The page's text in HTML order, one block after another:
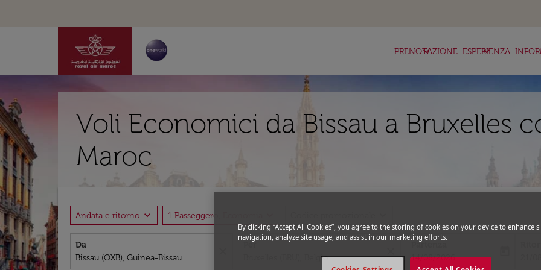
PRENOTAZIONE
keyboard_arrow_down ESPERIENZA
keyboard_arrow_down
Voli Economici da Bissau a Bruxelles
Maroc
Andata e ritorno expand_more 1 Passeggero, Economia
Da Per
Partenza
fc-booking-departure-date-aria-
14/08/2026
fc-
By clicking “Accept All Cookies”, you agree to the storing of cookies on your device to enhance
navigation, analyze site usage, and assist in our marketing efforts.